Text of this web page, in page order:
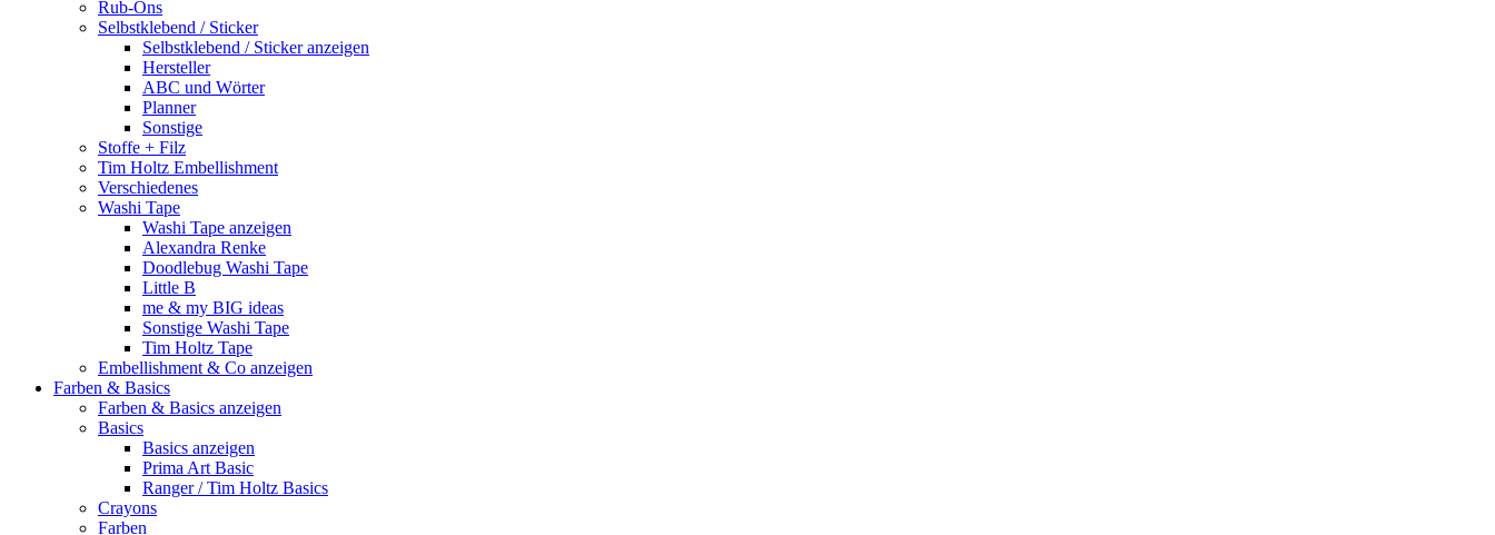
Rub-Ons
Selbstklebend / Sticker
Selbstklebend / Sticker anzeigen
Hersteller
ABC und Wörter
Planner
Sonstige
Stoffe + Filz
Tim Holtz Embellishment
Verschiedenes
Washi Tape
Washi Tape anzeigen
Alexandra Renke
Doodlebug Washi Tape
Little B
me & my BIG ideas
Sonstige Washi Tape
Tim Holtz Tape
Embellishment & Co anzeigen
Farben & Basics
Farben & Basics anzeigen
Basics
Basics anzeigen
Prima Art Basic
Ranger / Tim Holtz Basics
Crayons
Farben